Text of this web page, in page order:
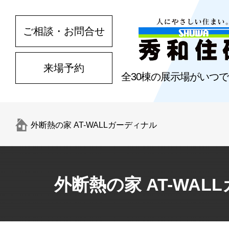
全30棟の展示場がいつ
ご相談・お問合せ
来場予約
外断熱の家 AT-WALLガーディナル
外断熱の家 AT-